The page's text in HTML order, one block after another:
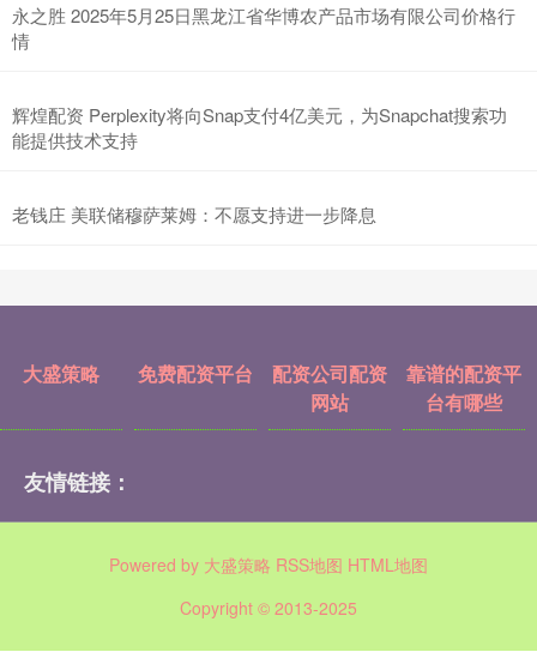
永之胜 2025年5月25日黑龙江省华博农产品市场有限公司价格行
情
辉煌配资 Perplexity将向Snap支付4亿美元，为Snapchat搜索功
能提供技术支持
老钱庄 美联储穆萨莱姆：不愿支持进一步降息
大盛策略 免费配资平台
配资公司配资
网站
靠谱的配资平
台有哪些
友情链接：
Powered by 大盛策略 RSS地图 HTML地图
Copyright © 2013-2025